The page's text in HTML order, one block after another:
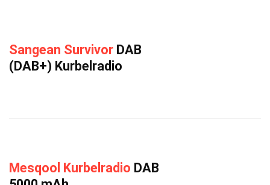
Sangean Survivor DAB
(DAB+) Kurbelradio
Mesqool Kurbelradio DAB